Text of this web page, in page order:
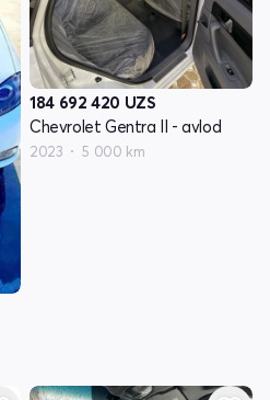
184 692 420 UZS
Chevrolet Gentra II - avlod
2023 5 000 km